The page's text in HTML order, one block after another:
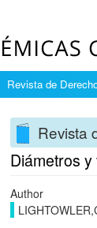
Revista de
Revista
Diámetros
Author